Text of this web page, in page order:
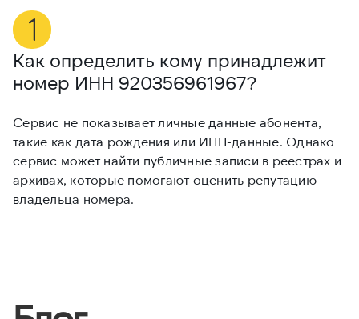
Как определить кому принадлежит
номер ИНН 920356961967?
Сервис не показывает личные данные абонента,
такие как дата рождения или ИНН-данные. Однако
сервис может найти публичные записи в реестрах и
архивах, которые помогают оценить репутацию
владельца номера.